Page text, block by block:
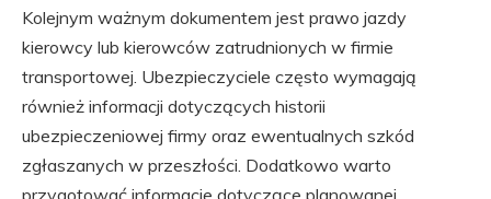
Kolejnym ważnym dokumentem jest prawo jazdy
kierowcy lub kierowców zatrudnionych w firmie
transportowej. Ubezpieczyciele często wymagają
również informacji dotyczących historii
ubezpieczeniowej firmy oraz ewentualnych szkód
zgłaszanych w przeszłości. Dodatkowo warto
przygotować informacje dotyczące planowanej